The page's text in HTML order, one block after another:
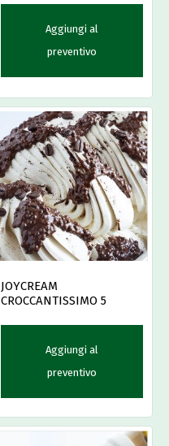
Aggiungi al
preventivo
JOYCREAM
CROCCANTISSIMO 5
Aggiungi al
preventivo